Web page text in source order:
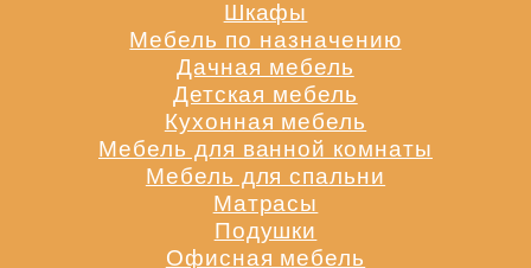
Шкафы
Мебель по назначению
Дачная мебель
Детская мебель
Кухонная мебель
Мебель для ванной комнаты
Мебель для спальни
Матрасы
Подушки
Офисная мебель